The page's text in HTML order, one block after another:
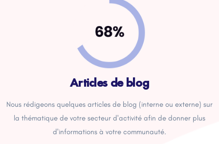
Articles de blog
Nous rédigeons quelques articles de blog (interne ou externe) sur
la thématique de votre secteur d'activité afin de donner plus
d'informations à votre communauté.